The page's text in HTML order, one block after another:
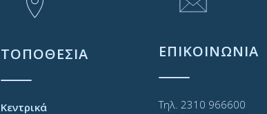
ΤΟΠΟΘΕΣΙΑ
Κεντρικά
ΕΠΙΚΟΙΝΩΝΙΑ
Τηλ. 2310 966600